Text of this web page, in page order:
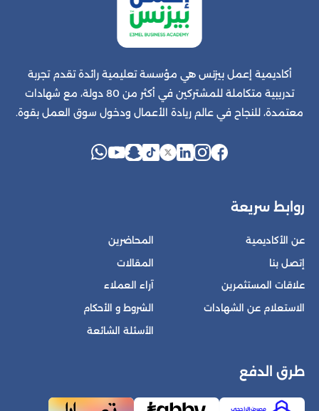
أكاديمية إعمل بيزنس هي مؤسسة تعليمية رائدة تقدم تجربة
تدريبية متكاملة للمشتركين في أكثر من 80 دولة، مع شهادات
معتمدة، للنجاح في عالم ريادة الأعمال ودخول سوق العمل بقوة.
روابط سريعة
عن الأكاديمية
إتصل بنا
علاقات المستثمرين
الاستعلام عن الشهادات
المحاضرين
المقالات
آراء العملاء
الشروط و الأحكام
الأسئلة الشائعة
طرق الدفع